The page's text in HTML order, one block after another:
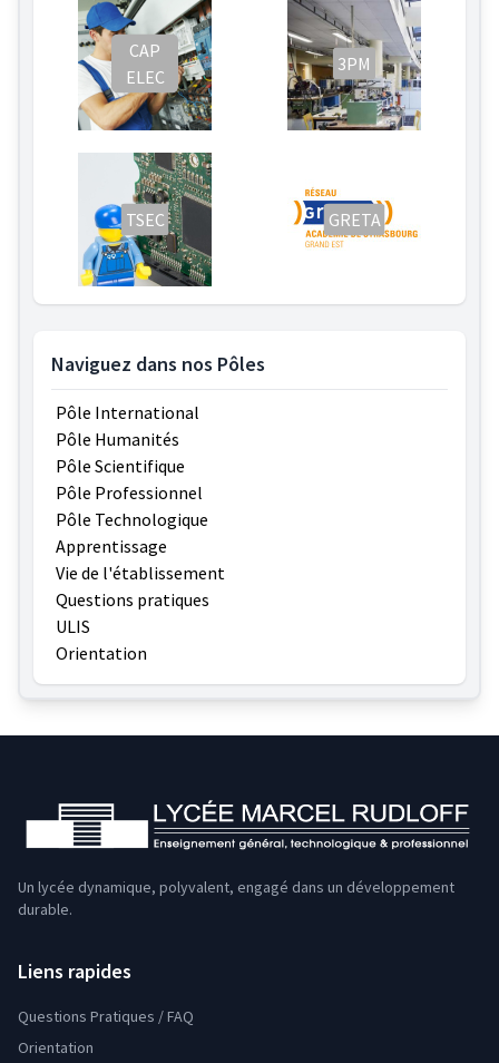
CAP
ELEC
3PM
TSEC GRETA
Naviguez dans nos Pôles
Pôle International
Pôle Humanités
Pôle Scientifique
Pôle Professionnel
Pôle Technologique
Apprentissage
Vie de l'établissement
Questions pratiques
ULIS
Orientation
Un lycée dynamique, polyvalent, engagé dans un développement
durable.
Liens rapides
Questions Pratiques / FAQ
Orientation